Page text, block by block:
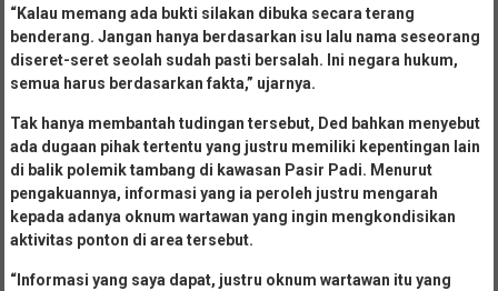
“Kalau memang ada bukti silakan dibuka secara terang
benderang. Jangan hanya berdasarkan isu lalu nama seseorang
diseret-seret seolah sudah pasti bersalah. Ini negara hukum,
semua harus berdasarkan fakta,” ujarnya.
Tak hanya membantah tudingan tersebut, Ded bahkan menyebut
ada dugaan pihak tertentu yang justru memiliki kepentingan lain
di balik polemik tambang di kawasan Pasir Padi. Menurut
pengakuannya, informasi yang ia peroleh justru mengarah
kepada adanya oknum wartawan yang ingin mengkondisikan
aktivitas ponton di area tersebut.
“Informasi yang saya dapat, justru oknum wartawan itu yang